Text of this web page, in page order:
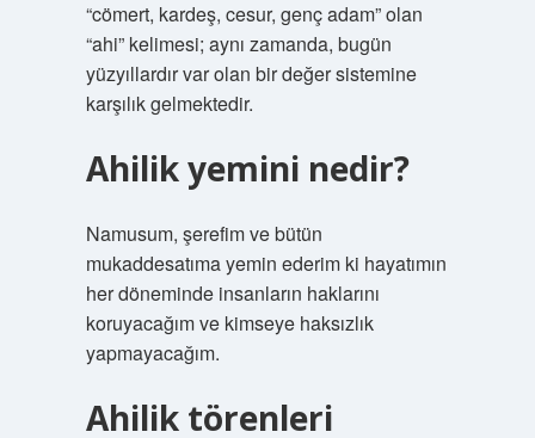
“cömert, kardeş, cesur, genç adam” olan
“ahi” kelimesi; aynı zamanda, bugün
yüzyıllardır var olan bir değer sistemine
karşılık gelmektedir.
Ahilik yemini nedir?
Namusum, şerefim ve bütün
mukaddesatıma yemin ederim ki hayatımın
her döneminde insanların haklarını
koruyacağım ve kimseye haksızlık
yapmayacağım.
Ahilik törenleri